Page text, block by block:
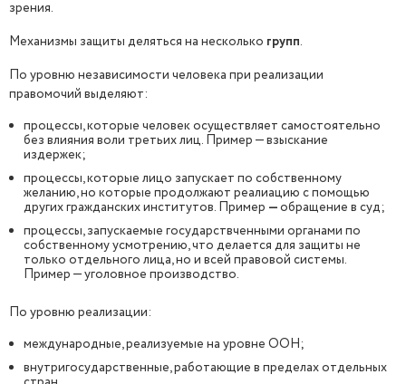
зрения.
Механизмы защиты деляться на несколько групп.
По уровню независимости человека при реализации
правомочий выделяют:
процессы, которые человек осуществляет самостоятельно
без влияния воли третьих лиц. Пример — взыскание
издержек;
процессы, которые лицо запускает по собственному
желанию, но которые продолжают реалиацию с помощью
других гражданских институтов. Пример —обращение в суд;
процессы, запускаемые государствченными органами по
собственному усмотрению, что делается для защиты не
только отдельного лица, но и всей правовой системы.
Пример — уголовное производство.
По уровню реализации:
международные, реализуемые на уровне ООН;
внутригосударственные, работающие в пределах отдельных